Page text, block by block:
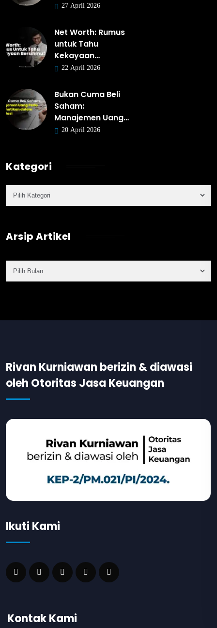
27 April 2026
Net Worth: Rumus
untuk Tahu
Kekayaan…
22 April 2026
Bukan Cuma Beli
Saham:
Manajemen Uang…
20 April 2026
Kategori
Arsip Artikel
Rivan Kurniawan berizin & diawasi
oleh Otoritas Jasa Keuangan
Ikuti Kami
Kontak Kami